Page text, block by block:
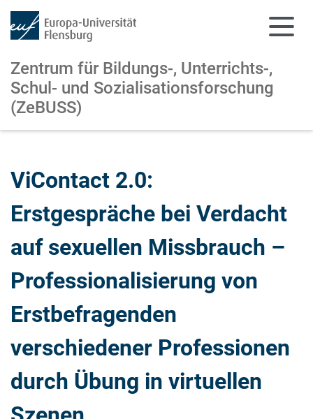
Zentrum für Bildungs-, Unterrichts-,
Schul- und Sozialisationsforschung
(ZeBUSS)
ViContact 2.0:
Erstgespräche bei Verdacht
auf sexuellen Missbrauch –
Professionalisierung von
Erstbefragenden
verschiedener Professionen
durch Übung in virtuellen